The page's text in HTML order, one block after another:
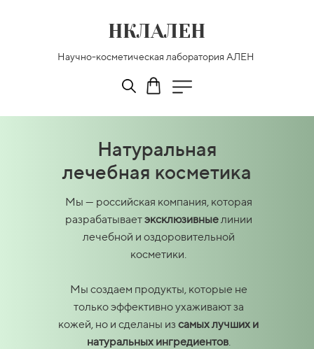
Научно-косметическая лаборатория АЛЕН
НКЛАЛЕН
Натуральная
лечебная косметика
Мы — российская компания, которая
разрабатываетэксклюзивныелинии
лечебной и оздоровительной
косметики.
Мы создаем продукты, которые не
только эффективно ухаживают за
кожей, но и сделаны из самых лучших и
натуральных ингредиентов.